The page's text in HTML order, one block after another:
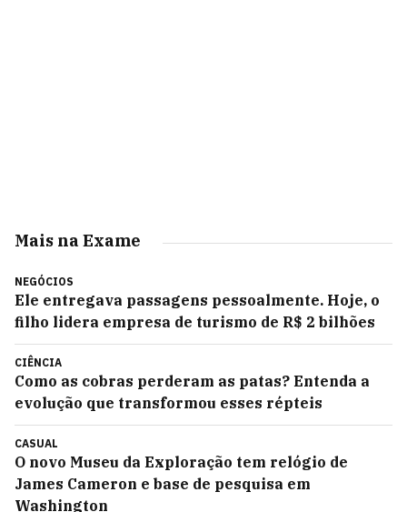
Mais na Exame
NEGÓCIOS
Ele entregava passagens pessoalmente. Hoje, o
filho lidera empresa de turismo de R$ 2 bilhões
CIÊNCIA
Como as cobras perderam as patas? Entenda a
evolução que transformou esses répteis
CASUAL
O novo Museu da Exploração tem relógio de
James Cameron e base de pesquisa em
Washington